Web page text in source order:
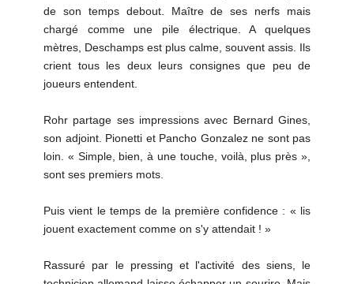
de son temps debout. Maître de ses nerfs mais
chargé comme une pile électrique. A quelques
mètres, Deschamps est plus calme, souvent assis. Ils
crient tous les deux leurs consignes que peu de
joueurs entendent.
Rohr partage ses impressions avec Bernard Gines,
son adjoint. Pionetti et Pancho Gonzalez ne sont pas
loin. « Simple, bien, à une touche, voilà, plus près »,
sont ses premiers mots.
Puis vient le temps de la première confidence : « lis
jouent exactement comme on s'y attendait ! »
Rassuré par le pressing et l'activité des siens, le